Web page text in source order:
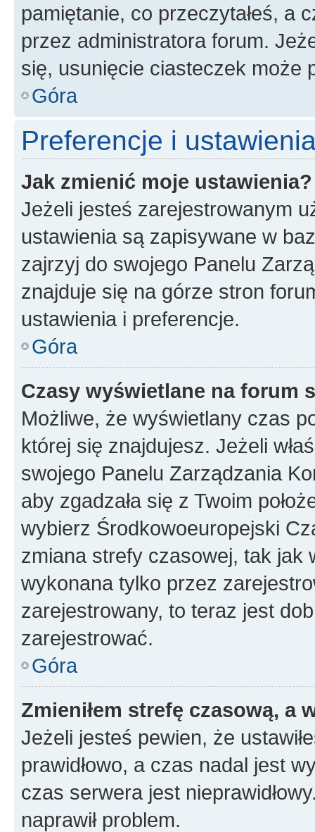
pamiętanie, co przeczytałeś, a
przez administratora forum.
się, usunięcie ciasteczek może
Góra
Preferencje i
Jak zmienić moje ustawienia?
Jeżeli jesteś zarejestrowanym
ustawienia są zapisywane w
zajrzyj do swojego Panelu
znajduje się na górze stron
ustawienia i preferencje.
Góra
Czasy wyświetlane na forum
Możliwe, że wyświetlany czas
której się znajdujesz. Jeżeli
swojego Panelu Zarządzania
aby zgadzała się z Twoim
wybierz Środkowoeuropejski
zmiana strefy czasowej, tak jak
wykonana tylko przez
zarejestrowany, to teraz jest
zarejestrować.
Góra
Zmieniłem strefę czasową, a
Jeżeli jesteś pewien, że
prawidłowo, a czas nadal jest
czas serwera jest
naprawił problem.